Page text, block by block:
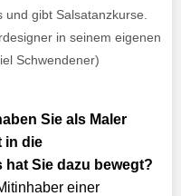
gibt Salsatanzkurse.
in seinem eigenen
Schwendener)
Sie als Maler
in die
Sie dazu bewegt?
einer